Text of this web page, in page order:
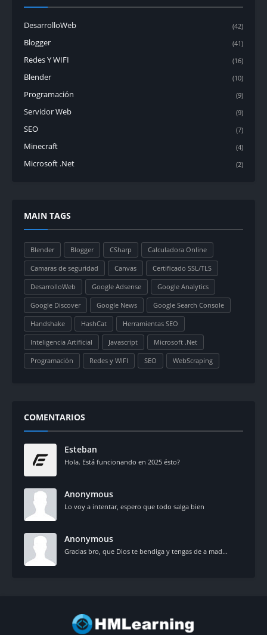
DesarrolloWeb (42)
Blogger (41)
Redes Y WIFI (16)
Blender (10)
Programación (9)
Servidor Web (9)
SEO (7)
Minecraft (4)
Microsoft .Net (2)
MAIN TAGS
Blender Blogger CSharp Calculadora Online
Camaras de seguridad Canvas Certificado SSL/TLS
DesarrolloWeb Google Adsense Google Analytics
Google Discover Google News Google Search Console
Handshake HashCat Herramientas SEO
Inteligencia Artificial Javascript Microsoft .Net
Programación Redes y WIFI SEO WebScraping
COMENTARIOS
Esteban
Hola. Está funcionando en 2025 ésto?
Anonymous
Lo voy a intentar, espero que todo salga bien
Anonymous
Gracias bro, que Dios te bendiga y tengas de a mad...